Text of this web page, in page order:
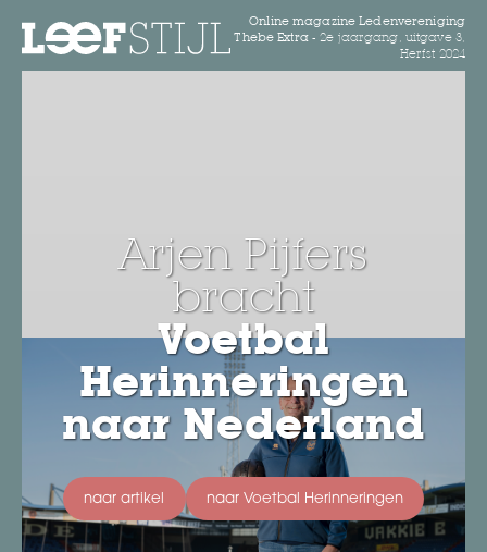
Online magazine Ledenvereniging
Thebe Extra -2e jaargang, uitgave 3,
Herfst 2024
Arjen Pijfers
bracht
Voetbal
Herinneringen
naar Nederland
naar artikel naar Voetbal Herinneringen